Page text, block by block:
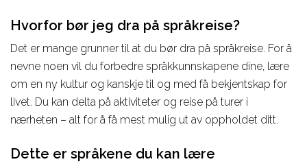
Hvorfor bør jeg dra på språkreise?
Det er mange grunner til at du bør dra på språkreise. For å
nevne noen vil du forbedre språkkunnskapene dine, lære
om en ny kultur og kanskje til og med få bekjentskap for
livet. Du kan delta på aktiviteter og reise på turer i
nærheten – alt for å få mest mulig ut av oppholdet ditt.
Dette er språkene du kan lære